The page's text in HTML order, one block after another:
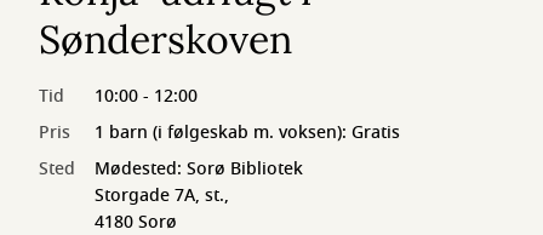
Sønderskoven
Tid
10:00 - 12:00
Pris
1 barn (i følgeskab m. voksen): Gratis
Sted
Mødested: Sorø Bibliotek
Storgade 7A, st.,
4180 Sorø